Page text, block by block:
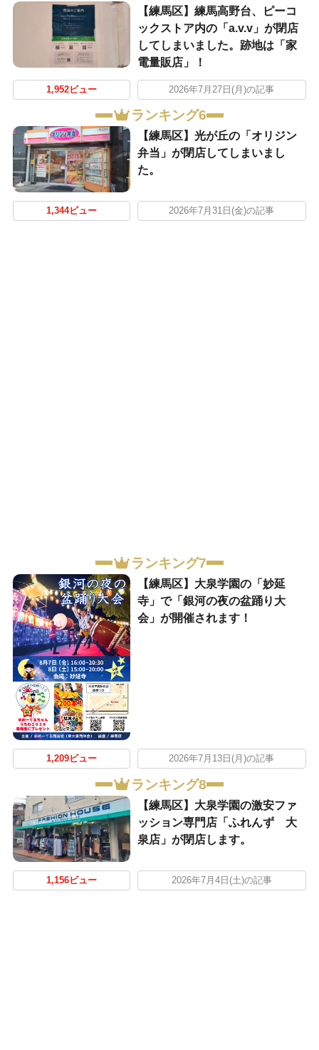
【練馬区】練馬高野台、ピーコ
ックストア内の「a.v.v」が閉店
してしまいました。跡地は「家
電量販店」！
1,952ビュー 2026年7月27日(月)の記事
ランキング6
【練馬区】光が丘の「オリジン
弁当」が閉店してしまいまし
た。
1,344ビュー 2026年7月31日(金)の記事
ランキング7
【練馬区】大泉学園の「妙延
寺」で「銀河の夜の盆踊り大
会」が開催されます！
1,209ビュー 2026年7月13日(月)の記事
ランキング8
【練馬区】大泉学園の激安ファ
ッション専門店「ふれんず 大
泉店」が閉店します。
1,156ビュー 2026年7月4日(土)の記事